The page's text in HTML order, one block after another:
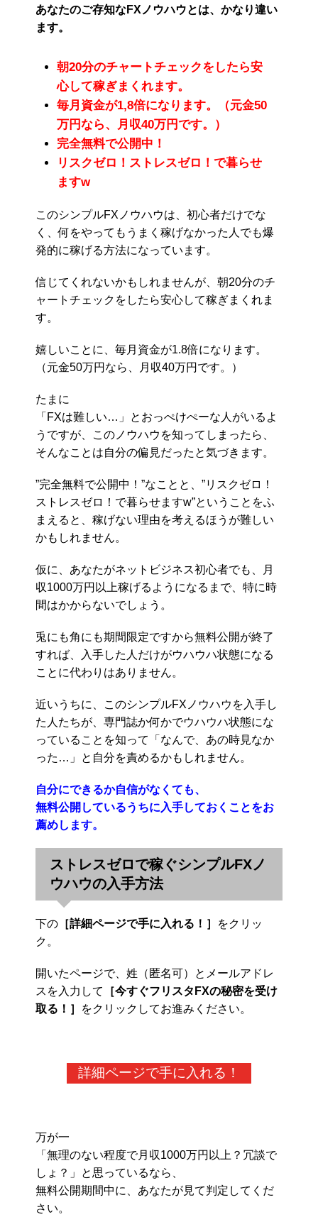
あなたのご存知なFXノウハウとは、かなり違い
ます。
朝20分のチャートチェックをしたら安
心して稼ぎまくれます。
毎月資金が1,8倍になります。（元金50
万円なら、月収40万円です。）
完全無料で公開中！
リスクゼロ！ストレスゼロ！で暮らせ
ますw
このシンプルFXノウハウは、初心者だけでな
く、何をやってもうまく稼げなかった人でも爆
発的に稼げる方法になっています。
信じてくれないかもしれませんが、朝20分のチ
ャートチェックをしたら安心して稼ぎまくれま
す。
嬉しいことに、毎月資金が1.8倍になります。
（元金50万円なら、月収40万円です。）
たまに
「FXは難しい…」とおっぺけぺーな人がいるよ
うですが、このノウハウを知ってしまったら、
そんなことは自分の偏見だったと気づきます。
”完全無料で公開中！”なことと、”リスクゼロ！
ストレスゼロ！で暮らせますw”ということをふ
まえると、稼げない理由を考えるほうが難しい
かもしれません。
仮に、あなたがネットビジネス初心者でも、月
収1000万円以上稼げるようになるまで、特に時
間はかからないでしょう。
兎にも角にも期間限定ですから無料公開が終了
すれば、入手した人だけがウハウハ状態になる
ことに代わりはありません。
近いうちに、このシンプルFXノウハウを入手し
た人たちが、専門誌か何かでウハウハ状態にな
っていることを知って「なんで、あの時見なか
った…」と自分を責めるかもしれません。
自分にできるか自信がなくても、
無料公開しているうちに入手しておくことをお
薦めします。
ストレスゼロで稼ぐシンプルFXノ
ウハウの入手方法
下の ［詳細ページで手に入れる！］
をクリッ
ク。
開いたページで、姓（匿名可）とメールアドレ
スを入力して
［今すぐフリスタFXの秘密を受け
取る！］
をクリックしてお進みください。
詳細ページで手に入れる！
万が一
「無理のない程度で月収1000万円以上？冗談で
しょ？」と思っているなら、
無料公開期間中に、あなたが見て判定してくだ
さい。